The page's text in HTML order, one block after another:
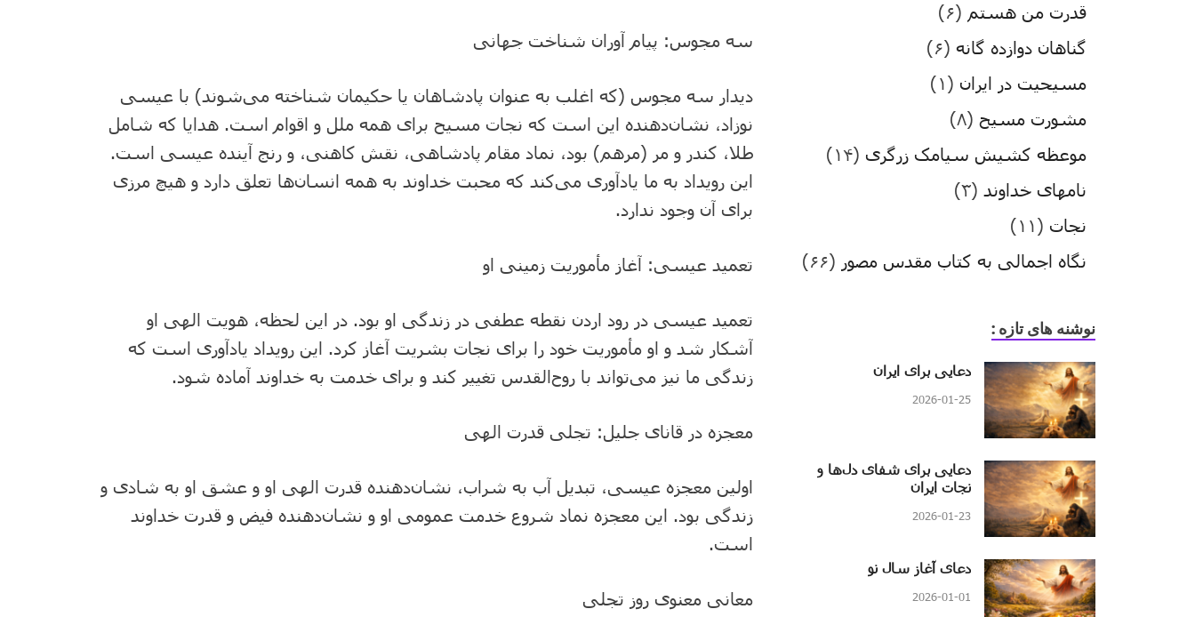
سه مجوس: پیام آوران شناخت جهانی
دیدار سه مجوس (که اغلب به عنوان پادشاهان یا حکیمان شناخته می‌شوند) با عیسی
نوزاد، نشان‌دهنده این است که نجات مسیح برای همه ملل و اقوام است. هدایا که شامل
طلا، کندر و مر (مرهم) بود، نماد مقام پادشاهی، نقش کاهنی، و رنج آینده عیسی است.
این رویداد به ما یادآوری می‌کند که محبت خداوند به همه انسان‌ها تعلق دارد و هیچ مرزی
برای آن وجود ندارد.
تعمید عیسی: آغاز مأموریت زمینی او
تعمید عیسی در رود اردن نقطه عطفی در زندگی او بود. در این لحظه، هویت الهی او
آشکار شد و او مأموریت خود را برای نجات بشریت آغاز کرد. این رویداد یادآوری است که
زندگی ما نیز می‌تواند با روح‌القدس تغییر کند و برای خدمت به خداوند آماده شود.
معجزه در قانای جلیل: تجلی قدرت الهی
اولین معجزه عیسی، تبدیل آب به شراب، نشان‌دهنده قدرت الهی او و عشق او به شادی و
زندگی بود. این معجزه نماد شروع خدمت عمومی او و نشان‌دهنده فیض و قدرت خداوند
است.
معانی معنوی روز تجلی
قدرت من هستم (۶)
گناهان دوازده گانه (۶)
مسیحیت در ایران (۱)
مشورت مسیح (۸)
موعظه کشیش سیامک زرگری (۱۴)
نامهای خداوند (۳)
نجات (۱۱)
نگاه اجمالی به کتاب مقدس مصور (۶۶)
نوشنه های تازه :
دعایی برای ایران
2026-01-25
دعایی برای شفای دل‌ها و
نجات ایران
2026-01-23
دعای آغاز سال نو
2026-01-01